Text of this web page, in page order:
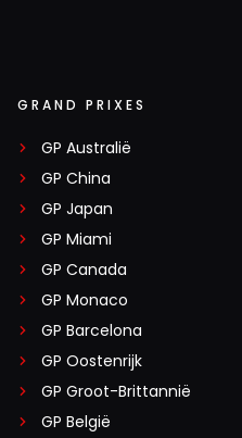
GRAND PRIXES
GP Australië
GP China
GP Japan
GP Miami
GP Canada
GP Monaco
GP Barcelona
GP Oostenrijk
GP Groot-Brittannië
GP België